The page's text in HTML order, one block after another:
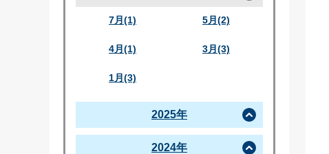
7月(1) 5月(2)
4月(1) 3月(3)
1月(3)
2025年
2024年